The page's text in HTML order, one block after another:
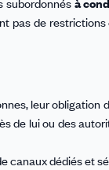
subordonnés à
pas de restrictions
leur obligation
de lui ou des
canaux dédiés et